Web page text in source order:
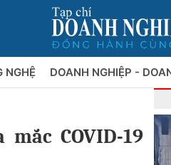
NGHỆ DOANH NGHIỆP -
COVID-19